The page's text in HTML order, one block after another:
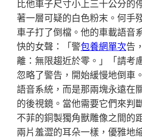
比他車子尺寸小上三十公分的
著一層可疑的白色粉末。何手
車子打了倒檔。他的車載語音
快的女聲：「警包養網單次告
離：無限趨近於零。」「請考
忽略了警告，開始緩慢地倒車
語音系統，而是那兩塊永遠在
的後視鏡。當他需要它們來判
不菲的銅製獨角獸雕像之間的
兩片羞澀的耳朵一樣，優雅地